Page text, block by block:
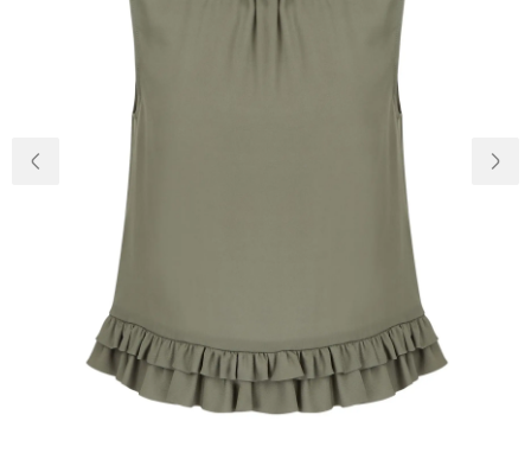
О нас
Доставка и
Возвращение
Вопросы и
Palmira Club
+38(050)4840005